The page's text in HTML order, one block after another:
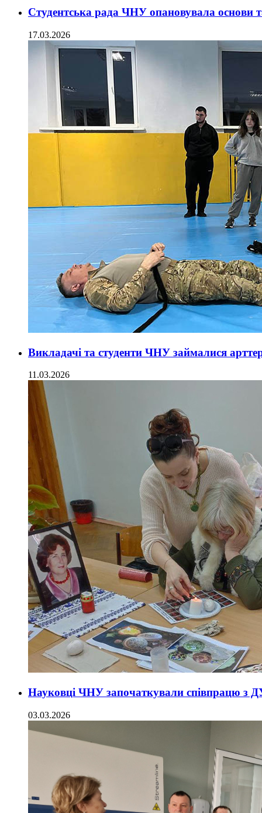
Студентська рада ЧНУ опановувала основи
17.03.2026
Викладачі та студенти ЧНУ займалися
11.03.2026
Науковці ЧНУ започаткували співпрацю з
03.03.2026